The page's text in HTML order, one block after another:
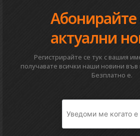
Абонирайте
актуални
Регистрирайте се тук с вашия
получавате всички наши новини
Безплатно е.